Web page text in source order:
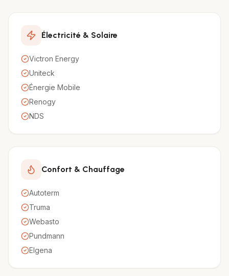
Électricité & Solaire
Victron Energy
Uniteck
Énergie Mobile
Renogy
NDS
Confort & Chauffage
Autoterm
Truma
Webasto
Pundmann
Elgena